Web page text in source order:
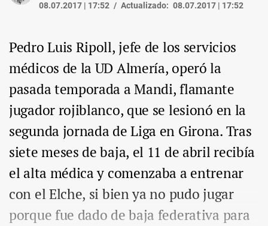
08.07.2017 | 17:52 Actualizado: 08.07.2017 | 17:52
Pedro Luis Ripoll, jefe de los servicios
médicos de la UD Almería, operó la
pasada temporada a Mandi, flamante
jugador rojiblanco, que se lesionó en la
segunda jornada de Liga en Girona. Tras
siete meses de baja, el 11 de abril recibía
el alta médica y comenzaba a entrenar
con el Elche, si bien ya no pudo jugar
porque fue dado de baja federativa para